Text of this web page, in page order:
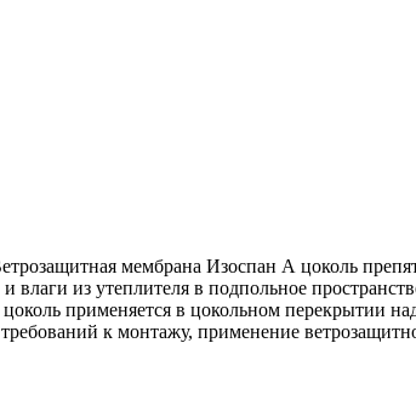
мембрана Изоспан А цоколь
из утеплителя в подпольное
применяется в цокольном перекрытии
к монтажу, применение